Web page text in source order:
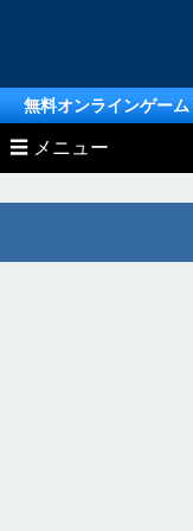
無料オンラインゲーム
☰ メニュー